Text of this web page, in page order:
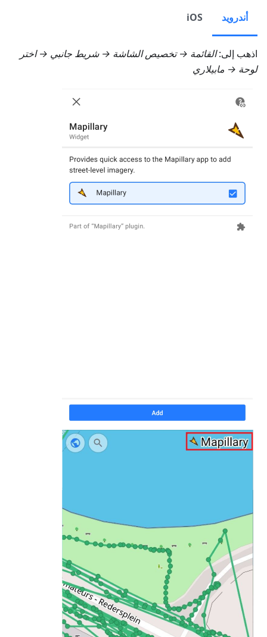
أندرويد iOS
اذهب إلى:القائمة → تخصيص الشاشة → شريط جانبي → اختر
لوحة → مابيلاري